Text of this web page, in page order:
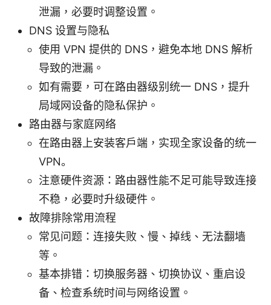
泄漏，必要时调整设置。
DNS 设置与隐私
使用 VPN 提供的 DNS，避免本地 DNS 解析
导致的泄漏。
如有需要，可在路由器级别统一 DNS，提升
局域网设备的隐私保护。
路由器与家庭网络
在路由器上安装客户端，实现全家设备的统一
VPN。
注意硬件资源：路由器性能不足可能导致连接
不稳，必要时升级硬件。
故障排除常用流程
常见问题：连接失败、慢、掉线、无法翻墙
等。
基本排错：切换服务器、切换协议、重启设
备、检查系统时间与网络设置。